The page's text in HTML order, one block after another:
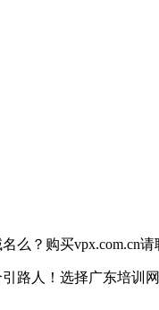
么？购买vpx.com.cn请
人！选择广东培训